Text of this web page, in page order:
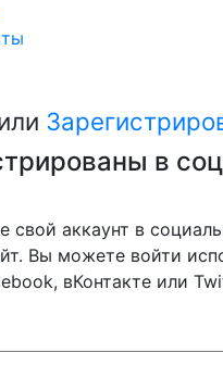
в
свой аккаунт в
Вы можете войти
вКонтакте или